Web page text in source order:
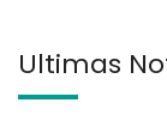
Últimas